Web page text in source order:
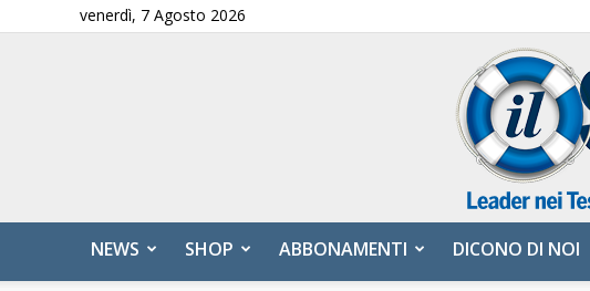
venerdì, 7 Agosto 2026
NEWS SHOP ABBONAMENTI DICONO DI NOI